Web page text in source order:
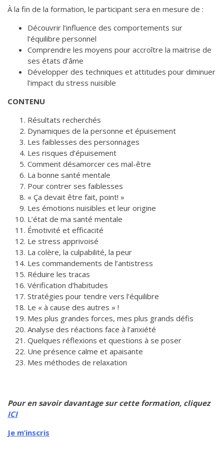
de solidarité
Futurpreneur
Toile entrepreneuriale Nouvelle-
Beauce
Événements et formations
Documentation
À la fin de la formation, le participant sera en mesure de :
Découvrir l’influence des comportements sur
l’équilibre personnel
Comprendre les moyens pour accroître la maitrise de
ses états d’âme
Développer des techniques et attitudes pour diminuer
l’impact du stress nuisible
CONTENU
Résultats recherchés
Dynamiques de la personne et épuisement
Les faiblesses des personnages
Les risques d’épuisement
Comment désamorcer ces mal-être
La bonne santé mentale
Pour contrer ses faiblesses
« Ça devait être fait, point! »
Les émotions nuisibles et leur origine
L’état de ma santé mentale
Émotivité et efficacité
Le stress apprivoisé
La colère, la culpabilité, la peur
Les commandements de l’antistress
Réduire les tracas
Vérification d’habitudes
Stratégies pour tendre vers l’équilibre
Le « à cause des autres » !
Mes plus grandes forces, mes plus grands défis
Analyse des réactions face à l’anxiété
Quelques réflexions et questions à se poser
Une présence calme et apaisante
Mes méthodes de relaxation
Pour en savoir davantage sur cette formation, cliquez
ICI
Je m’inscris